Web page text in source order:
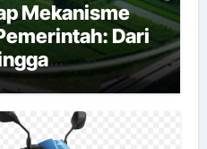
Mekanisme
Dari